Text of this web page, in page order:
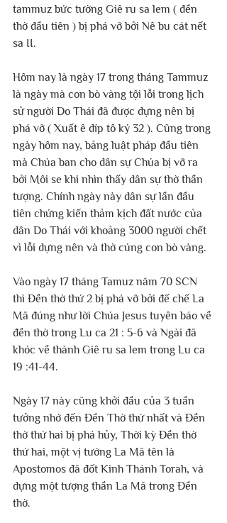
tammuz bức tường Giê ru sa lem ( đền
thờ đầu tiên ) bị phá vỡ bởi Nê bu cát nết
sa II.
Hôm nay là ngày 17 trong tháng Tammuz
là ngày mà con bò vàng tội lỗi trong lịch
sử người Do Thái đã được dựng nên bị
phá vỡ ( Xuất ê díp tô ký 32 ). Cũng trong
ngày hôm nay, bảng luật pháp đầu tiên
mà Chúa ban cho dân sự Chúa bị vỡ ra
bởi Môi se khi nhìn thấy dân sự thờ thần
tượng. Chính ngày này dân sự lần đầu
tiên chứng kiến thảm kịch đất nước của
dân Do Thái với khoảng 3000 người chết
vì lỗi dựng nên và thờ cúng con bò vàng.
Vào ngày 17 tháng Tamuz năm 70 SCN
thì Đền thờ thứ 2 bị phá vỡ bởi đế chế La
Mã đúng như lời Chúa Jesus tuyên báo về
đền thờ trong Lu ca 21 : 5-6 và Ngài đã
khóc về thành Giê ru sa lem trong Lu ca
19 :41-44.
Ngày 17 này cũng khởi đầu của 3 tuần
tưởng nhớ đến Đền Thờ thứ nhất và Đền
thờ thứ hai bị phá hủy, Thời kỳ Đền thờ
thứ hai, một vị tướng La Mã tên là
Apostomos đã đốt Kinh Thánh Torah, và
dựng một tượng thần La Mã trong Đền
thờ.